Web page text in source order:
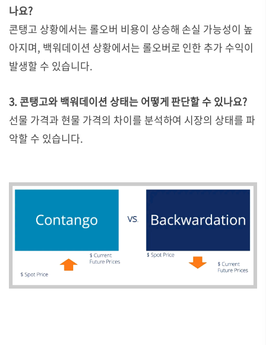
나요?
콘탱고 상황에서는 롤오버 비용이 상승해 손실 가능성이 높
아지며, 백워데이션 상황에서는 롤오버로 인한 추가 수익이
발생할 수 있습니다.
3. 콘탱고와 백워데이션 상태는 어떻게 판단할 수 있나요?
선물 가격과 현물 가격의 차이를 분석하여 시장의 상태를 파
악할 수 있습니다.